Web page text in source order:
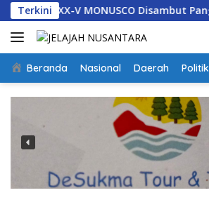
Langsung
ke
konten
Terkini
MONUSCO Disambut Panglima TNI
Beranda Nasional Daerah Politik